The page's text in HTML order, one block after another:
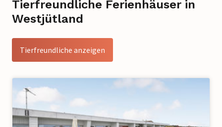
Tierfreundliche Ferienhäuser in
Westjütland
Tierfreundliche anzeigen